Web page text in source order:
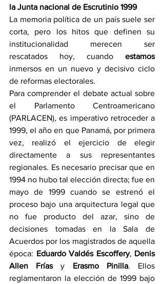
la Junta nacional de Escrutinio 1999
La memoria política de un país suele ser
corta, pero los hitos que definen su
institucionalidad merecen ser
rescatados hoy, cuando
estamos
inmersos en un nuevo y decisivo ciclo
de reformas electorales.
Para comprender el debate actual sobre
el Parlamento Centroamericano
(PARLACEN), es imperativo retroceder a
1999, el año en que Panamá, por primera
vez, realizó el ejercicio de elegir
directamente a sus representantes
regionales. Es necesario precisar que en
1994 no hubo tal elección directa; fue en
mayo de 1999 cuando se estrenó el
proceso bajo una arquitectura legal que
no fue producto del azar, sino de
decisiones tomadas en la Sala de
Acuerdos por los magistrados de aquella
época: Eduardo Valdés Escoffery, Denis
Allen Frías y Erasmo Pinilla. Ellos
reglamentaron la elección de 1999 bajo